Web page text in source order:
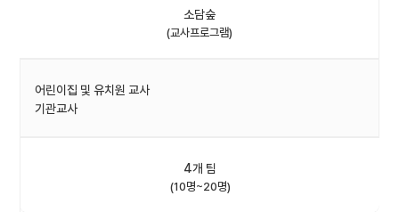
소담숲
(교사프로그램)
어린이집 및 유치원 교사
기관교사
4개 팀
(10명~20명)